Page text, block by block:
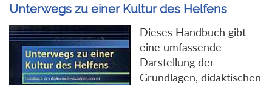
Unterwegs zu einer Kultur des Helfens
Dieses Handbuch gibt
eine umfassende
Darstellung der
Grundlagen, didaktischen